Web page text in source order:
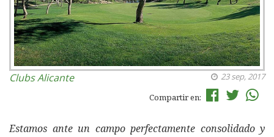
ClubsAlicante
23 sep, 2017
Compartir en:
Estamos ante un campo perfectamente consolidado y